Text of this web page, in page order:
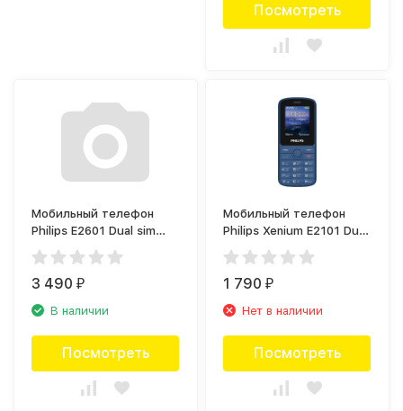
Посмотреть
Мобильный телефон
Philips E2601 Dual sim
Красный
3 490₽
В наличии
Посмотреть
Мобильный телефон
Philips Xenium E2101 Dual
sim Синий
1 790₽
Нет в наличии
Посмотреть